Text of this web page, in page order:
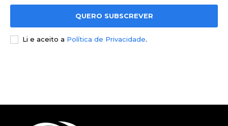
QUERO SUBSCREVER
Li e aceito a Política de Privacidade.